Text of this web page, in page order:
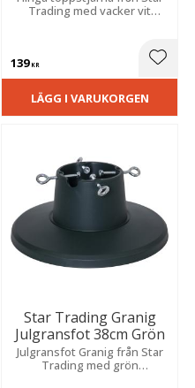
till i favoriter
Trading med vacker vit
139KR
LÄGG I VARUKORGEN
Star Trading Granig
Julgransfot 38cm Grön
Julgransfot Granig från Star
Trading med grön